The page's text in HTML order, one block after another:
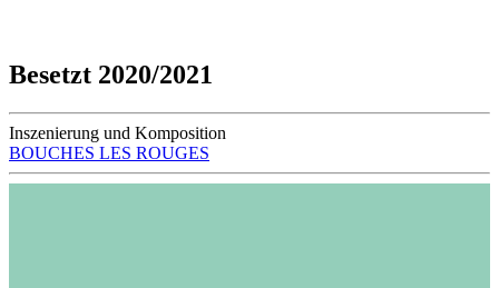
Besetzt 2020/2021
Inszenierung und Komposition
BOUCHES LES ROUGES